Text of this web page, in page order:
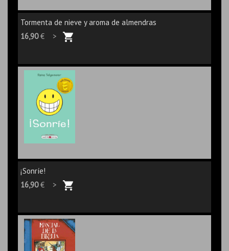
Tormenta de nieve y aroma de almendras
16,90€ >
¡Sonríe!
16,90€ >